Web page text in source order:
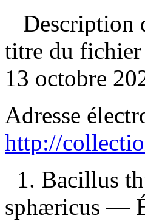
Description
titre du fichier
13 octobre
Adresse
http://
1. Bacillus
sphæricus —